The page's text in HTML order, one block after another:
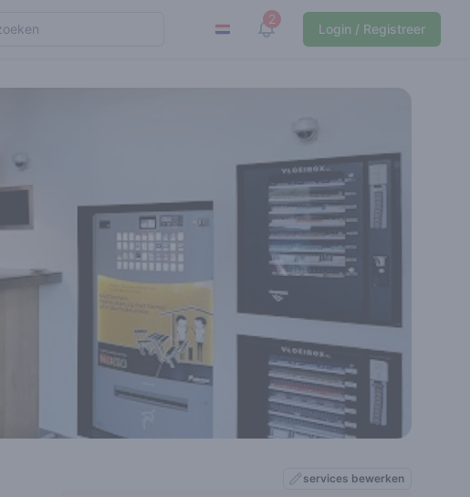
2
View notifications
Login / Registreer
services bewerken